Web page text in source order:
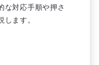
な対応手順や押さ
します。